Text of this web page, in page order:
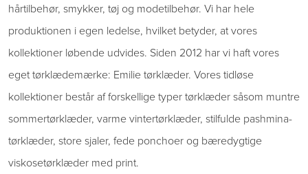
hårtilbehør, smykker, tøj og modetilbehør. Vi har hele
produktionen i egen ledelse, hvilket betyder, at vores
kollektioner løbende udvides. Siden 2012 har vi haft vores
eget tørklædemærke: Emilie tørklæder. Vores tidløse
kollektioner består af forskellige typer tørklæder såsom muntre
sommertørklæder, varme vintertørklæder, stilfulde pashmina-
tørklæder, store sjaler, fede ponchoer og bæredygtige
viskosetørklæder med print.